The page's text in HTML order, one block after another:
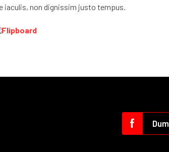
iaculis, non dignissim justo tempus.